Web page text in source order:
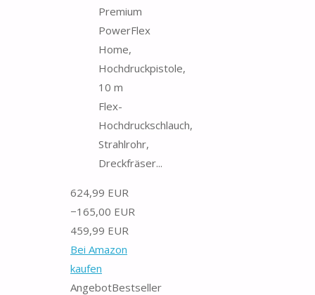
Premium
PowerFlex
Home,
Hochdruckpistole,
10 m
Flex-
Hochdruckschlauch,
Strahlrohr,
Dreckfräser...
624,99 EUR
−165,00 EUR
459,99 EUR
Bei Amazon
kaufen
AngebotBestseller